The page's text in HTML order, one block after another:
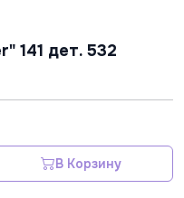
141 дет. 532
В Корзину